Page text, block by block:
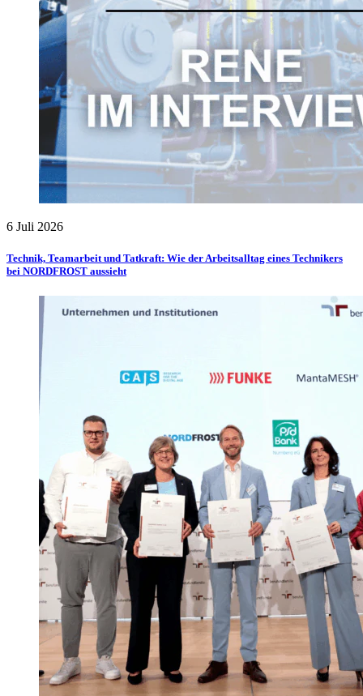
6 Juli 2026
Technik, Teamarbeit und Tatkraft: Wie der Arbeitsalltag eines Technikers
bei NORDFROST aussieht